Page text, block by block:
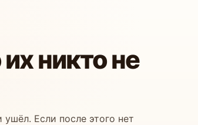
никто не
Если после этого нет